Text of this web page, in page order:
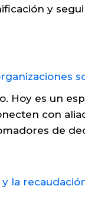
y
Hoy es un
con
de